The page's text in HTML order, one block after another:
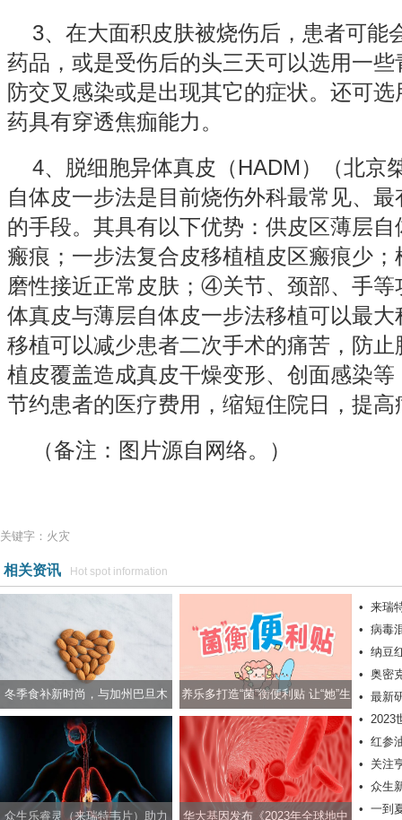
3、在大面积皮肤被烧伤后，患者可能
药品，或是受伤后的头三天可以选用一
防交叉感染或是出现其它的症状。还可
药具有穿透焦痂能力。
4、脱细胞异体真皮（HADM）（北京
自体皮一步法是目前烧伤外科最常见、
的手段。其具有以下优势：供皮区薄层
瘢痕；一步法复合皮移植植皮区瘢痕少
磨性接近正常皮肤；④关节、颈部、手等
体真皮与薄层自体皮一步法移植可以最
移植可以减少患者二次手术的痛苦，防
植皮覆盖造成真皮干燥变形、创面感染
节约患者的医疗费用，缩短住院日，提
（备注：图片源自网络。）
关键字：火灾
相关资讯 Hot spot information
冬季食补新时尚，与加州巴旦木
一起养生养颜两不误
养乐多打造“菌”衡便利贴 让“她”生
活更轻松
众生乐睿灵（来瑞特韦片）助力 华大基因发布《2023年全球地中
• 来瑞
• 病毒
力抗击
• 纳豆
际学术
• 奥密
有效降
• 最新
肤癌
• 2023
• 红参
• 关注
• 众生
康护航
• 一到